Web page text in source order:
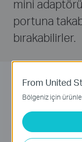
mini
portuna
bırakabilirler.
From United
Bölgeniz için